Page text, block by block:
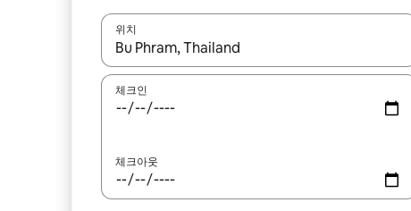
위치
결과가 나오면 위·아래 화살표 키를 사용하거나 터치
체크인
체크아웃